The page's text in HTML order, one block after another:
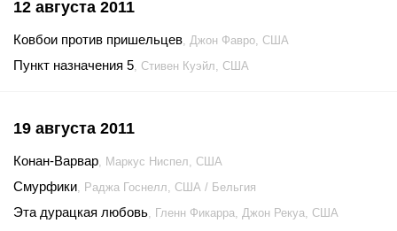
12 августа 2011
Ковбои против пришельцев, Джон Фавро, США
Пункт назначения 5, Стивен Куэйл, США
19 августа 2011
Конан-Варвар, Маркус Ниспел, США
Смурфики, Раджа Госнелл, США / Бельгия
Эта дурацкая любовь, Гленн Фикарра, Джон Рекуа, США